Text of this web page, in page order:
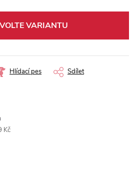
VARIANTU
Hlídací pes Sdílet
Kč